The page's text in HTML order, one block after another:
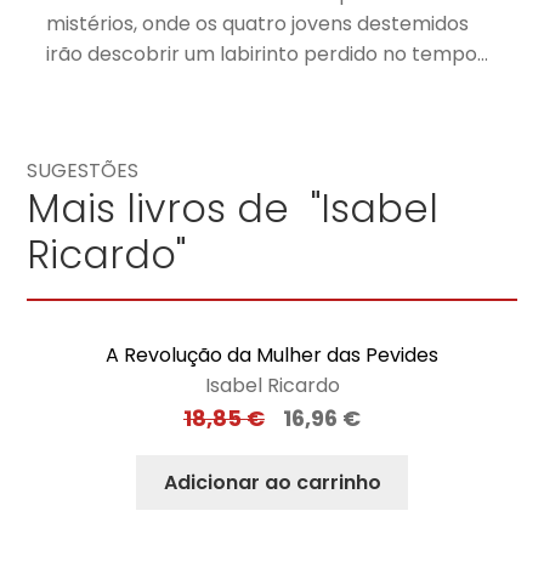
mistérios, onde os quatro jovens destemidos
irão descobrir um labirinto perdido no tempo…
SUGESTÕES
Mais livros de "Isabel
Ricardo"
A Revolução da Mulher das Pevides
Isabel Ricardo
18,85€ 16,96 €
Adicionar ao carrinho